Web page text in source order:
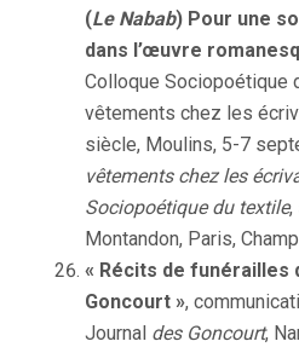
(Le Nabab) Pour une
dans l’œuvre
Colloque Sociopoétique
vêtements chez les
siècle, Moulins, 5-7
vêtements chez les
Sociopoétique du textile,
Montandon, Paris,
« Récits de funérailles
Goncourt »,
Journal des Goncourt,